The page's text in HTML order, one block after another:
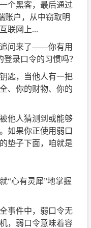
个黑客，最后通过
账户，从中窃取明
联网上...
追问来了——你有用
录口令的习惯吗？
匙，当他人有一把
、你的财物、你的
他人猜测到或能够
如果你正使用弱口
垫子下面，咱就是
“心有灵犀”地掌握
事件中，弱口令无
，弱口令意味着容